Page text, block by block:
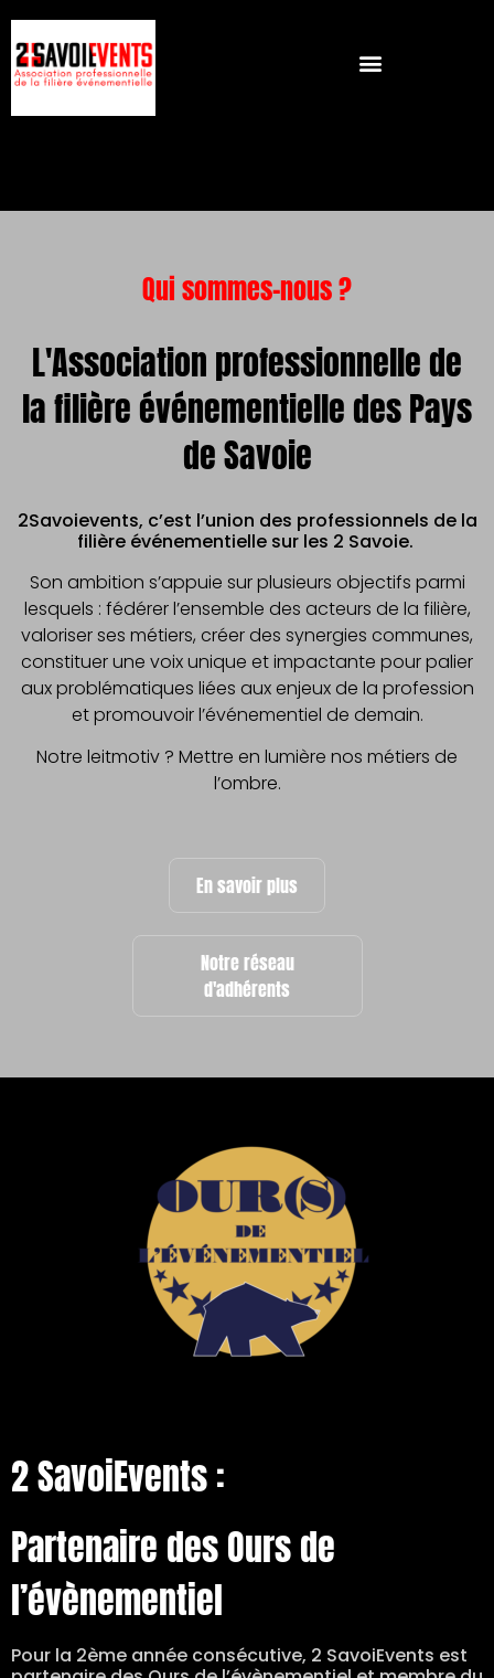
Qui sommes-nous ?
L'Association professionnelle de
la filière événementielle des Pays
de Savoie
2Savoievents, c’est l’union des professionnels de la
filière événementielle sur les 2 Savoie.
Son ambition s’appuie sur plusieurs objectifs parmi
lesquels : fédérer l’ensemble des acteurs de la filière,
valoriser ses métiers, créer des synergies communes,
constituer une voix unique et impactante pour palier
aux problématiques liées aux enjeux de la profession
et promouvoir l’événementiel de demain.
Notre leitmotiv ? Mettre en lumière nos métiers de
l’ombre.
En savoir plus
Notre réseau
d'adhérents
2 SavoiEvents :
Partenaire des Ours de
l’évènementiel
Pour la 2ème année consécutive, 2 SavoiEvents est